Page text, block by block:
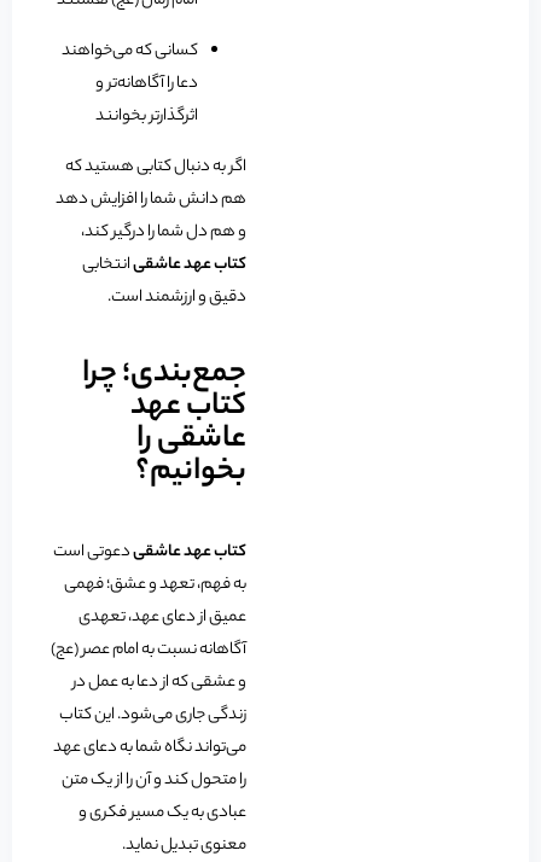
کسانی که می‌خواهند
دعا را آگاهانه‌تر و
اثرگذارتر بخوانند
اگر به دنبال کتابی هستید که
هم دانش شما را افزایش دهد
و هم دل شما را درگیر کند،
کتاب عهد عاشقیانتخابی
دقیق و ارزشمند است.
جمع‌بندی؛ چرا
کتاب عهد
عاشقی را
بخوانیم؟
کتاب عهد عاشقیدعوتی است
به فهم، تعهد و عشق؛ فهمی
عمیق از دعای عهد، تعهدی
آگاهانه نسبت به امام عصر (عج)
و عشقی که از دعا به عمل در
زندگی جاری می‌شود. این کتاب
می‌تواند نگاه شما به دعای عهد
را متحول کند و آن را از یک متن
عبادی به یک مسیر فکری و
معنوی تبدیل نماید.